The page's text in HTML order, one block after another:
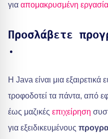
για απομακρυσμένη εργασία
Προσλάβετε
.
Η Java είναι μια
τροφοδοτεί τα πάντα, από
έως μαζικές επιχείρηση
για εξειδικευμένους